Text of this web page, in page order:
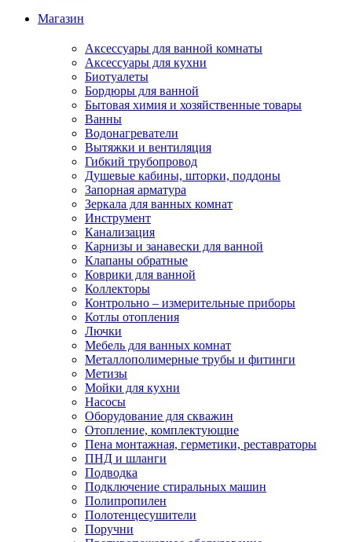
Магазин
Аксессуары для ванной комнаты
Аксессуары для кухни
Биотуалеты
Бордюры для ванной
Бытовая химия и хозяйственные товары
Ванны
Водонагреватели
Вытяжки и вентиляция
Гибкий трубопровод
Душевые кабины, шторки, поддоны
Запорная арматура
Зеркала для ванных комнат
Инструмент
Канализация
Карнизы и занавески для ванной
Клапаны обратные
Коврики для ванной
Коллекторы
Контрольно – измерительные приборы
Котлы отопления
Лючки
Мебель для ванных комнат
Металлополимерные трубы и фитинги
Метизы
Мойки для кухни
Насосы
Оборудование для скважин
Отопление, комплектующие
Пена монтажная, герметики, реставраторы
ПНД и шланги
Подводка
Подключение стиральных машин
Полипропилен
Полотенцесушители
Поручни